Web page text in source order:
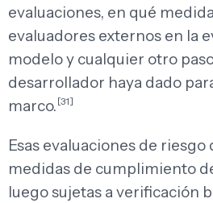
evaluaciones, en qué
evaluadores externos en la
modelo y cualquier otro
desarrollador haya dado
marco. [31]
Esas evaluaciones de riesgo
medidas de cumplimiento
luego sujetas a verificación